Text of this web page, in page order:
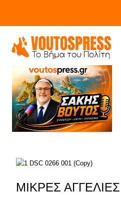
ΜΙΚΡΕΣ